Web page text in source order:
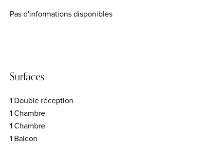
Pas d'informations disponibles
Surfaces
1 Double réception
1 Chambre
1 Chambre
1 Balcon